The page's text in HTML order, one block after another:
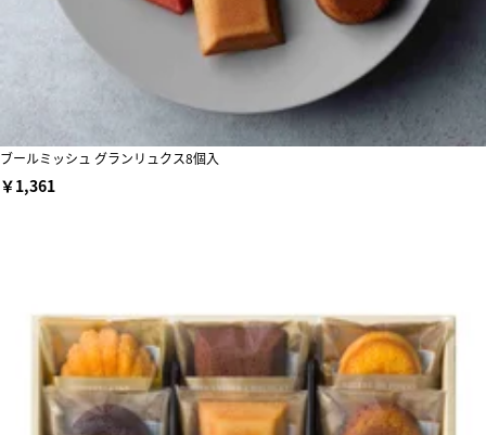
ブールミッシュ グランリュクス8個入
￥1,361